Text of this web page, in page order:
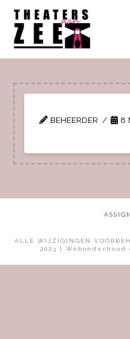
BEHEERDER 8
ALLE WIJZIGINGEN
2023 | Webonderhoud